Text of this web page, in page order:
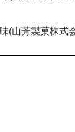
(山芳製菓株式